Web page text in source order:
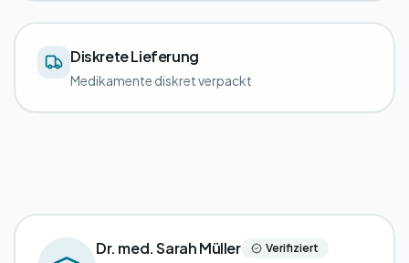
Diskrete Lieferung
Medikamente diskret verpackt
Dr. med. Sarah Müller Verifiziert